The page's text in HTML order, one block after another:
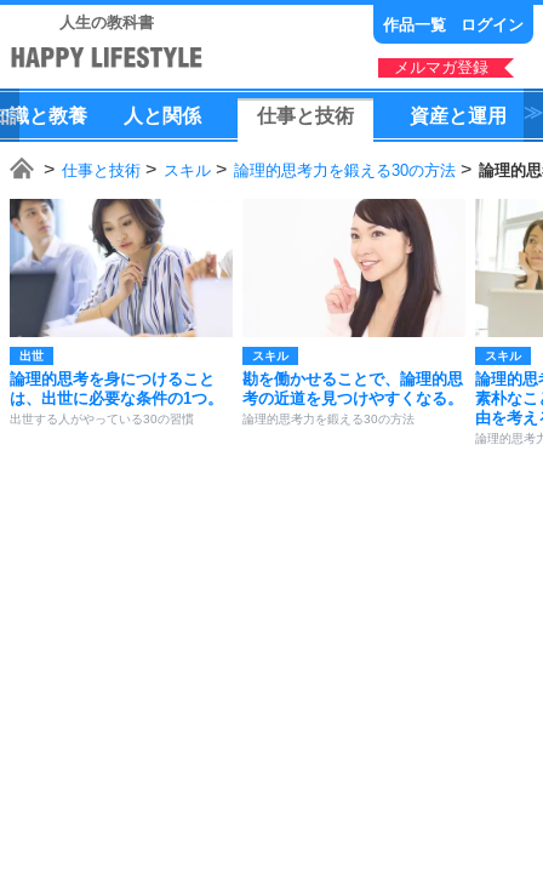
人生の教科書 作品一覧 ログイン
メルマガ登録
識と教養 人 と 関係 仕事と技術 資産と運用
仕事と技術 スキル 論理的思考力を鍛える30の方法 論理的
出世
論理的思考を身につけること
は、出世に必要な条件の1つ。
出世する人がやっている30の習慣
スキル
勘を働かせることで、論理的思
考の近道を見つけやすくなる。
論理的思考力を鍛える30の方法
スキル
論理的思
素朴なこ
由を考え
論理的思考